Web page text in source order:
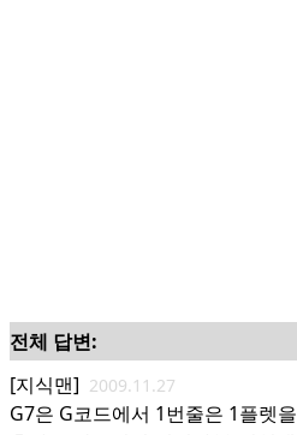
전체 답변:
[지식맨] 2009.11.27
G7은 G코드에서 1번줄은 1플렛